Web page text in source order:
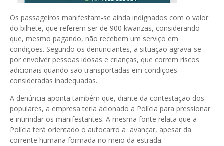
Os passageiros manifestam-se ainda indignados com o valor
do bilhete, que referem ser de 900 kwanzas, considerando
que, mesmo pagando, não recebem um serviço em
condições. Segundo os denunciantes, a situação agrava-se
por envolver pessoas idosas e crianças, que correm riscos
adicionais quando são transportadas em condições
consideradas inadequadas.
A denúncia aponta também que, diante da contestação dos
populares, a empresa teria acionado a Polícia para pressionar
e intimidar os manifestantes. A mesma fonte relata que a
Polícia terá orientado o autocarro a avançar, apesar da
corrente humana formada no meio da estrada.